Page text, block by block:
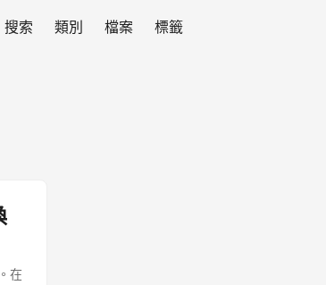
搜索 類別 檔案 標籤
在